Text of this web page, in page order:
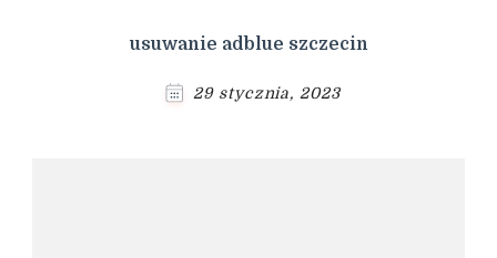
usuwanie adblue szczecin
29 stycznia, 2023